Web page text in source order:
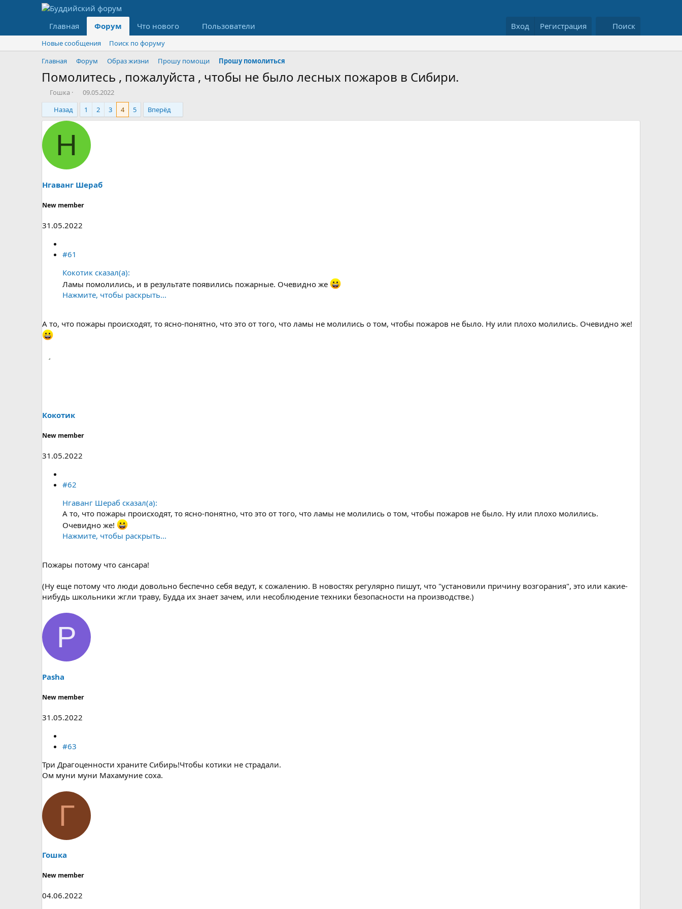
Главная Форум Что нового Пользователи Вход Регистрация Поиск
Новые сообщения
Поиск по форуму
Главная
Форум Образ жизни Прошу помощи Прошу помолиться
Помолитесь , пожалуйста , чтобы не было лесных пожаров в Сибири.
А
в
о
р
ы
Гошка
Д
а
т
а
н
л
09.05.2022
Назад
1 2 3 4 5 Вперёд
Н
Нгаванг Шераб
New member
31.05.2022
#61
Кокотик сказал(а):
Ламы помолились, и в результате появились пожарные. Очевидно же
Нажмите, чтобы раскрыть...
А то, что пожары происходят, то ясно-понятно, что это от того, что ламы не молились о том, чтобы пожаров не было. Ну или плохо молились. Очевидно же!
Кокотик
New member
31.05.2022
#62
Нгаванг Шераб сказал(а):
А то, что пожары происходят, то ясно-понятно, что это от того, что ламы не молились о том, чтобы пожаров не было. Ну или плохо молились.
Очевидно же!
Нажмите, чтобы раскрыть...
Пожары потому что сансара!
(Ну еще потому что люди довольно беспечно себя ведут, к сожалению. В новостях регулярно пишут, что "установили причину возгорания", это или какие-
нибудь школьники жгли траву, Будда их знает зачем, или несоблюдение техники безопасности на производстве.)
P
Pasha
New member
31.05.2022
#63
Три Драгоценности храните Сибирь!Чтобы котики не страдали.
Ом муни муни Махамуние соха.
Г
Гошка
New member
04.06.2022